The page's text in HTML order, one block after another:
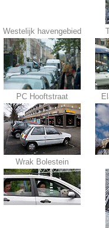
Westelijk havengebied
PC Hooftstraat
Wrak Bolestein